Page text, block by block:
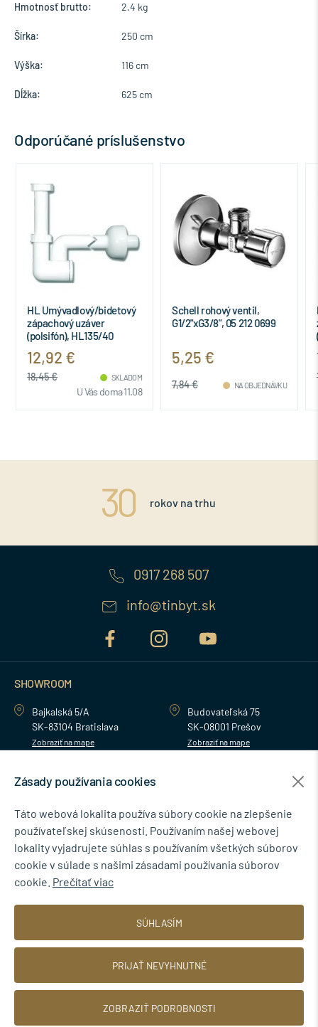
Hmotnosť brutto: 2.4 kg
Šírka: 250 cm
Výška: 116 cm
Dĺžka: 625 cm
Odporúčané príslušenstvo
HL Umývadlový/bidetový
zápachový uzáver
(polsifón), HL135/40
12,92 €
18,45 € SKLADOM
U Vás doma 11.08
Schell rohový ventil,
G1/2"xG3/8", 05 212 0699
5,25 €
7,84 € NA OBJEDNÁVKU
rokov na trhu
0917 268 507
info@tinbyt.sk
SHOWROOM
Bajkalská 5/A
SK-83104 Bratislava
Zobraziť na mape
Budovateľská 75
SK-08001 Prešov
Zobraziť na mape
NEWSLETTER
Zásady ochrany osobných údajov
© 2026 TINBYT s.r.o.
Zásady používania cookies
Táto webová lokalita používa súbory cookie na zlepšenie
používateľskej skúsenosti. Používaním našej webovej
lokality vyjadrujete súhlas s používaním všetkých súborov
cookie v súlade s našimi zásadami používania súborov
cookie. Prečítať viac
SÚHLASÍM
PRIJAŤ NEVYHNUTNÉ
ZOBRAZIŤ PODROBNOSTI